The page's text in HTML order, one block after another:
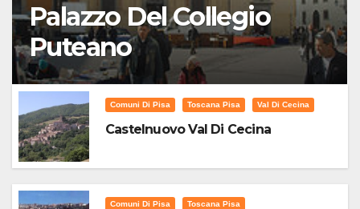
Palazzo Del Collegio
Puteano
Comuni Di Pisa Toscana Pisa Val Di Cecina
Castelnuovo Val Di Cecina
Comuni Di Pisa Toscana Pisa